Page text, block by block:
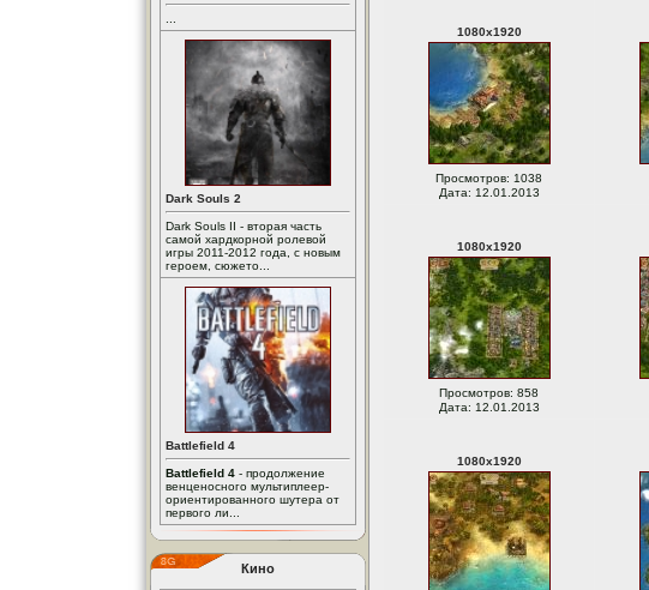
Dark Souls 2
Dark Souls II - вторая часть
самой хардкорной ролевой
игры 2011-2012 года, с новым
героем, сюжето...
Battlefield 4
Battlefield 4 - продолжение
венценосного мультиплеер-
ориентированного шутера от
первого ли...
Кино
1080x1920
Просмотров: 1038
Дата: 12.01.2013
1080x1920
Просмотров: 858
Дата: 12.01.2013
1080x1920